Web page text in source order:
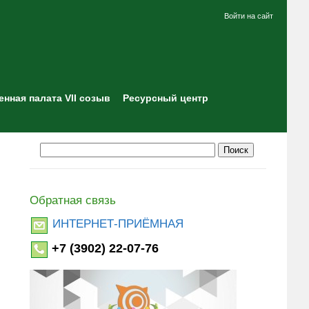
Войти на сайт
палата VII созыв Ресурсный центр
Обратная связь
ИНТЕРНЕТ-ПРИЁМНАЯ
+7 (3902) 22-07-76